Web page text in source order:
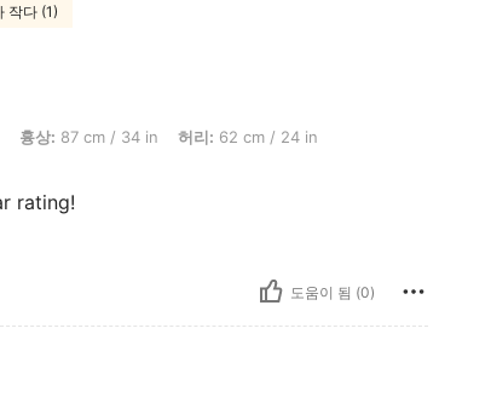
작다 (1)
34 in, 허리: 62 cm / 24 in, 엉덩이: 101 cm / 40 in, 색: 멀티컬러, 사이즈: S
흉상: 87 cm / 34 in 허리: 62 cm / 24 in
rating!
도움이 됨 (0)